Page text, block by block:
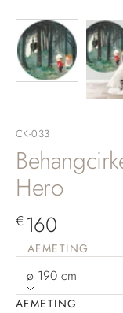
CK-033
Hero
€ 160
AFMETING
ø 190 cm
AFMETING